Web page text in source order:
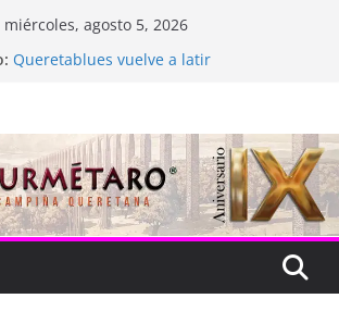
miércoles, agosto 5, 2026
Queretablues vuelve a latir
Cascada Cueva Longa